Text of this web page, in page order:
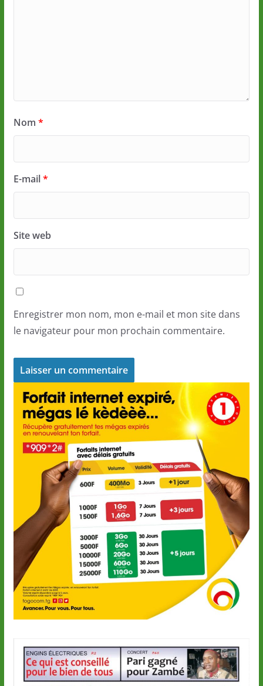
Nom *
E-mail*
Site web
Enregistrer mon nom, mon e-mail et mon site dans
le navigateur pour mon prochain commentaire.